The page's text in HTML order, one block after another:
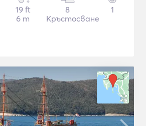
19 ft
6 m
8
Кръстосване
1